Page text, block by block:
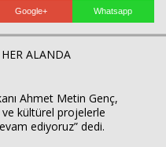
Google+ Whatsapp
ALANDA
Ahmet Metin Genç,
kültürel projelerle
ediyoruz” dedi.